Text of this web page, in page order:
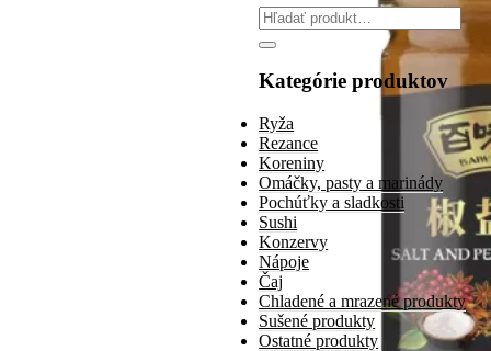
Search
for:
Kategórie produktov
Ryža
Rezance
Koreniny
Omáčky, pasty a marinády
Pochúťky a sladkosti
Sushi
Konzervy
Nápoje
Čaj
Chladené a mrazené produkty
Sušené produkty
Ostatné produkty